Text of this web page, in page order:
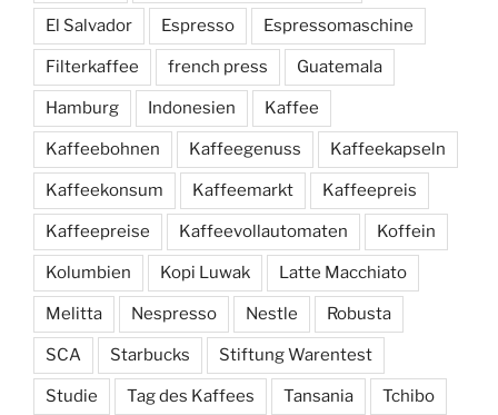
El Salvador Espresso Espressomaschine
Filterkaffee french press Guatemala
Hamburg Indonesien Kaffee
Kaffeebohnen Kaffeegenuss Kaffeekapseln
Kaffeekonsum Kaffeemarkt Kaffeepreis
Kaffeepreise Kaffeevollautomaten Koffein
Kolumbien Kopi Luwak Latte Macchiato
Melitta Nespresso Nestle Robusta
SCA Starbucks Stiftung Warentest
Studie Tag des Kaffees Tansania Tchibo